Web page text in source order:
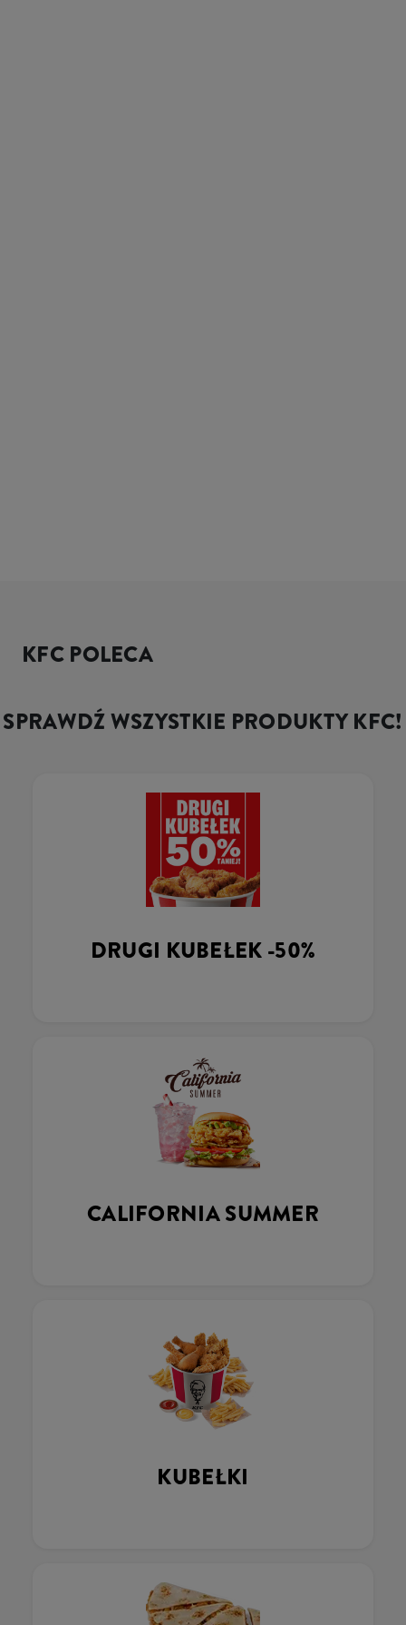
KFC POLECA
SPRAWDŹ WSZYSTKIE PRODUKTY KFC!
DRUGI KUBEŁEK -50%
CALIFORNIA SUMMER
KUBEŁKI